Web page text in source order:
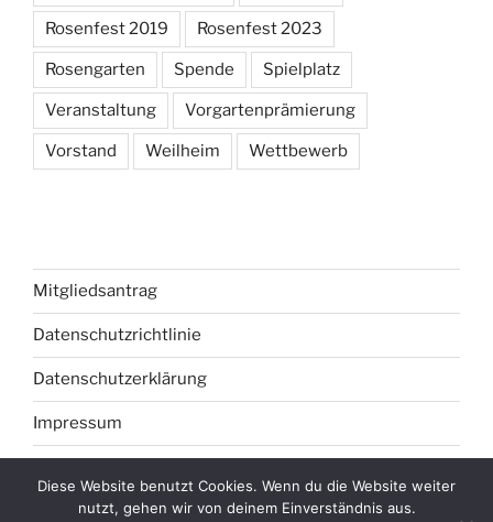
Rosenfest 2019 Rosenfest 2023
Rosengarten Spende Spielplatz
Veranstaltung Vorgartenprämierung
Vorstand Weilheim Wettbewerb
Mitgliedsantrag
Datenschutzrichtlinie
Datenschutzerklärung
Impressum
Diese Website benutzt Cookies. Wenn du die Website weiter
nutzt, gehen wir von deinem Einverständnis aus.